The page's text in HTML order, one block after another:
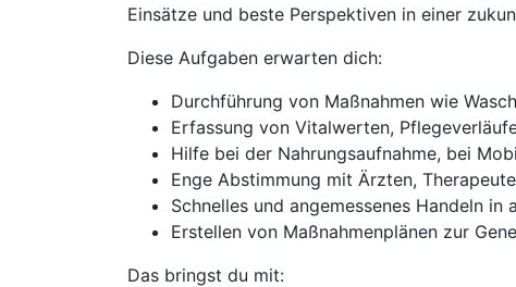
Einsätze und beste Perspektiven in einer
Diese Aufgaben erwarten dich:
Durchführung von Maßnahmen wie
Erfassung von Vitalwerten,
Hilfe bei der Nahrungsaufnahme, bei
Enge Abstimmung mit Ärzten,
Schnelles und angemessenes Handeln
Erstellen von Maßnahmenplänen zur
Das bringst du mit: